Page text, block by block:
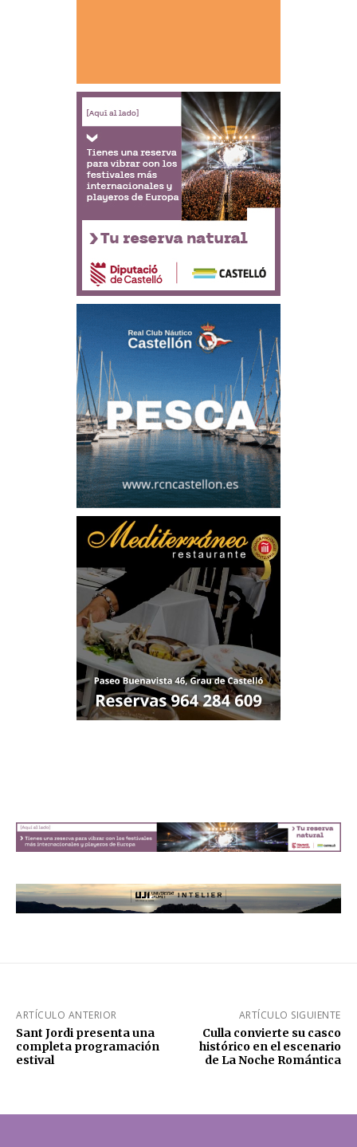
ARTÍCULO ANTERIOR
Sant Jordi presenta una
completa programación
estival
ARTÍCULO SIGUIENTE
Culla convierte su casco
histórico en el escenario
de La Noche Romántica